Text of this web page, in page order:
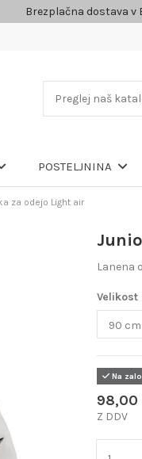
Brezplačna dostava v
POSTELJNINA
za odejo Light air
Lanena
Velikost
Na
98,00
Z DDV